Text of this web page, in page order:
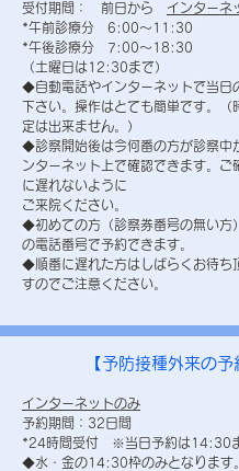
受付期間： 前日から インターネ
*午前診療分 6:00～11:30
*午後診療分 7:00～18:30
（土曜日は12:30まで）
◆自動電話やインターネットで当日
下さい。操作はとても簡単です。（
定は出来ません。）
◆診察開始後は今何番の方が診察中
ンターネット上で確認できます。ご
に遅れないように
ご来院ください。
◆初めての方（診察券番号の無い方
の電話番号で予約できます。
◆順番に遅れた方はしばらくお待ち
すのでご注意ください。
【予防接種外来の予
インターネットのみ
予約期間：32日間
*24時間受付 ※当日予約は14:30
◆水・金の14:30枠のみとなります